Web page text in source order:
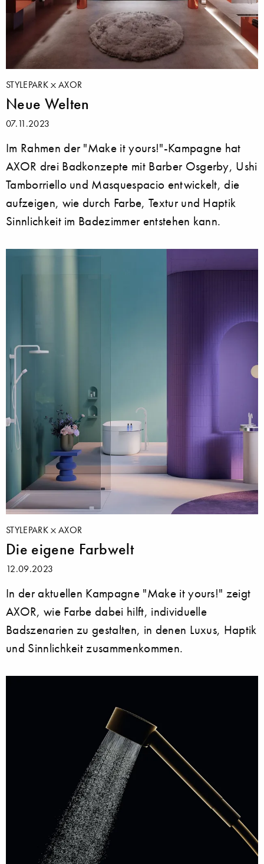
STYLEPARK AXOR
Neue Welten
07.11.2023
Im Rahmen der "Make it yours!"-Kampagne hat
AXOR drei Badkonzepte mit Barber Osgerby, Ushi
Tamborriello und Masquespacio entwickelt, die
aufzeigen, wie durch Farbe, Textur und Haptik
Sinnlichkeit im Badezimmer entstehen kann.
STYLEPARK AXOR
Die eigene Farbwelt
12.09.2023
In der aktuellen Kampagne "Make it yours!" zeigt
AXOR, wie Farbe dabei hilft, individuelle
Badszenarien zu gestalten, in denen Luxus, Haptik
und Sinnlichkeit zusammenkommen.